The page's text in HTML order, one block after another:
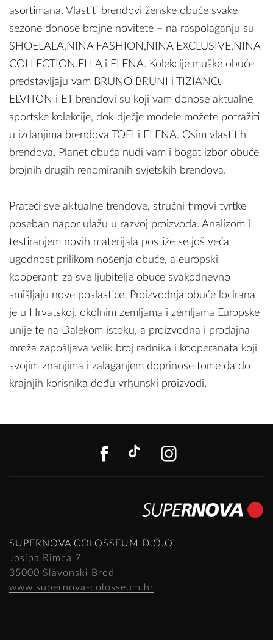
asortimana. Vlastiti brendovi ženske obuće svake
sezone donose brojne novitete – na raspolaganju su
SHOELALA,NINA FASHION,NINA EXCLUSIVE,NINA
COLLECTION,ELLA i ELENA. Kolekcije muške obuće
predstavljaju vam BRUNO BRUNI i TIZIANO.
ELVITON i ET brendovi su koji vam donose aktualne
sportske kolekcije, dok dječje modele možete potražiti
u izdanjima brendova TOFI i ELENA. Osim vlastitih
brendova, Planet obuća nudi vam i bogat izbor obuće
brojnih drugih renomiranih svjetskih brendova.
Prateći sve aktualne trendove, stručni timovi tvrtke
poseban napor ulažu u razvoj proizvoda. Analizom i
testiranjem novih materijala postiže se još veća
ugodnost prilikom nošenja obuće, a europski
kooperanti za sve ljubitelje obuće svakodnevno
smišljaju nove poslastice. Proizvodnja obuće locirana
je u Hrvatskoj, okolnim zemljama i zemljama Europske
unije te na Dalekom istoku, a proizvodna i prodajna
mreža zapošljava velik broj radnika i kooperanata koji
svojim znanjima i zalaganjem doprinose tome da do
krajnjih korisnika dođu vrhunski proizvodi.
FACEBOOK
TIKTOK
SUPERNOVA COLOSSEUM D.O.O.
Josipa Rimca 7
35000 Slavonski Brod
www.supernova-colosseum.hr